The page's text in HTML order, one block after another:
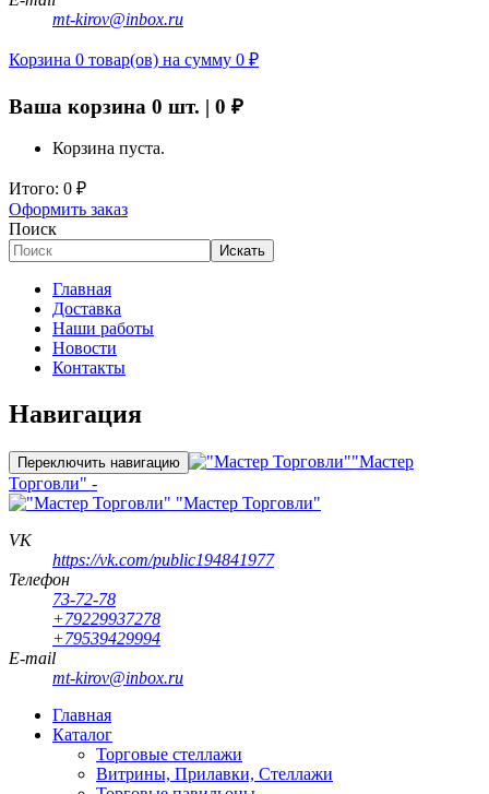
mt-kirov@inbox.ru
Корзина 0 товар(ов) на сумму 0 ₽
Ваша корзина 0 шт. | 0 ₽
Корзина пуста.
Итого: 0 ₽
Оформить заказ
Поиск
Искать
Главная
Доставка
Наши работы
Новости
Контакты
Навигация
Переключить навигацию
"Мастер
Торговли" -
"Мастер Торговли"
VK
https://vk.com/public194841977
Телефон
73-72-78
+79229937278
+79539429994
E-mail
mt-kirov@inbox.ru
Главная
Каталог
Торговые стеллажи
Витрины, Прилавки, Стеллажи